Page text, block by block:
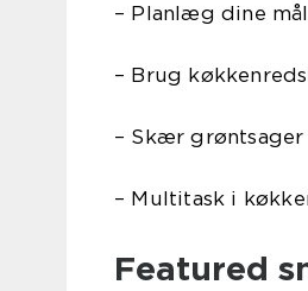
– Planlæg dine
– Brug
– Skær
– Multitask i
Featured